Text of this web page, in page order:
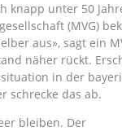
knapp unter 50
(MVG)
aus», sagt ein
näher rückt.
in der
schrecke das ab.
bleiben. Der